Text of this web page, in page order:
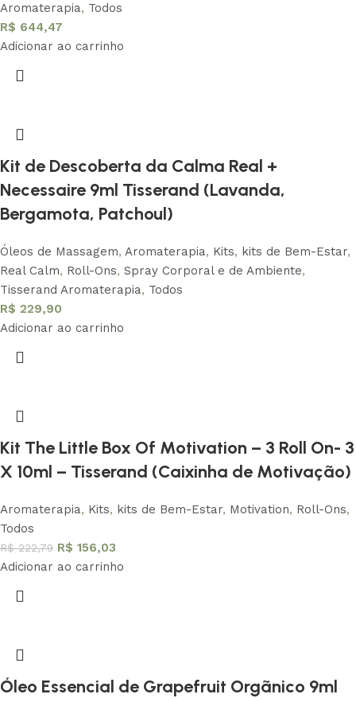
Aromaterapia, Todos
R$ 644,47
Adicionar ao carrinho
Kit de Descoberta da Calma Real +
Necessaire 9ml Tisserand (Lavanda,
Bergamota, Patchoul)
Óleos de Massagem, Aromaterapia, Kits, kits de Bem-Estar,
Real Calm, Roll-Ons, Spray Corporal e de Ambiente,
Tisserand Aromaterapia, Todos
R$ 229,90
Adicionar ao carrinho
Kit The Little Box Of Motivation – 3 Roll On- 3
X 10ml – Tisserand (Caixinha de Motivação)
Aromaterapia, Kits, kits de Bem-Estar, Motivation, Roll-Ons,
Todos
R$222,79 R$ 156,03
Adicionar ao carrinho
Óleo Essencial de Grapefruit Orgãnico 9ml